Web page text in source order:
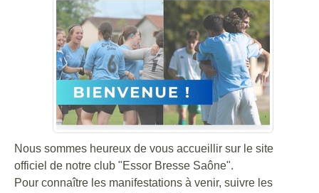
Nous sommes heureux de vous accueillir sur le site
officiel de notre club "Essor Bresse Saône".
Pour connaître les manifestations à venir, suivre les